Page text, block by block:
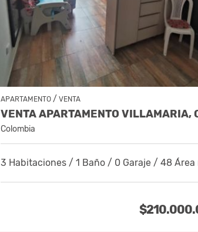
APARTAMENTO / VENTA
Colombia
3 Habitaciones / 1 Baño / 0 Garaje / 48 Área